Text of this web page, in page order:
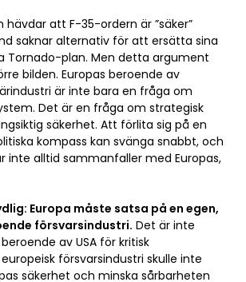
hävdar att F-35-ordern är ”säker”
saknar alternativ för att ersätta sina
Tornado-plan. Men detta argument
bilden. Europas beroende av
är inte bara en fråga om
Det är en fråga om strategisk
säkerhet. Att förlita sig på en
kompass kan svänga snabbt, och
inte alltid sammanfaller med Europas,
Europa måste satsa på en egen,
försvarsindustri. Det är inte
av USA för kritisk
försvarsindustri skulle inte
säkerhet och minska sårbarheten